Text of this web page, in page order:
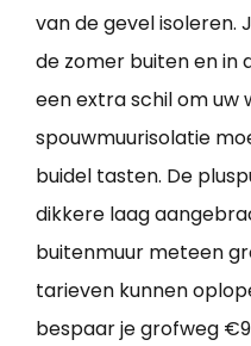
van de gevel isoleren.
de zomer buiten en in
een extra schil om uw
spouwmuurisolatie
buidel tasten. De
dikkere laag
buitenmuur meteen
tarieven kunnen
bespaar je grofweg